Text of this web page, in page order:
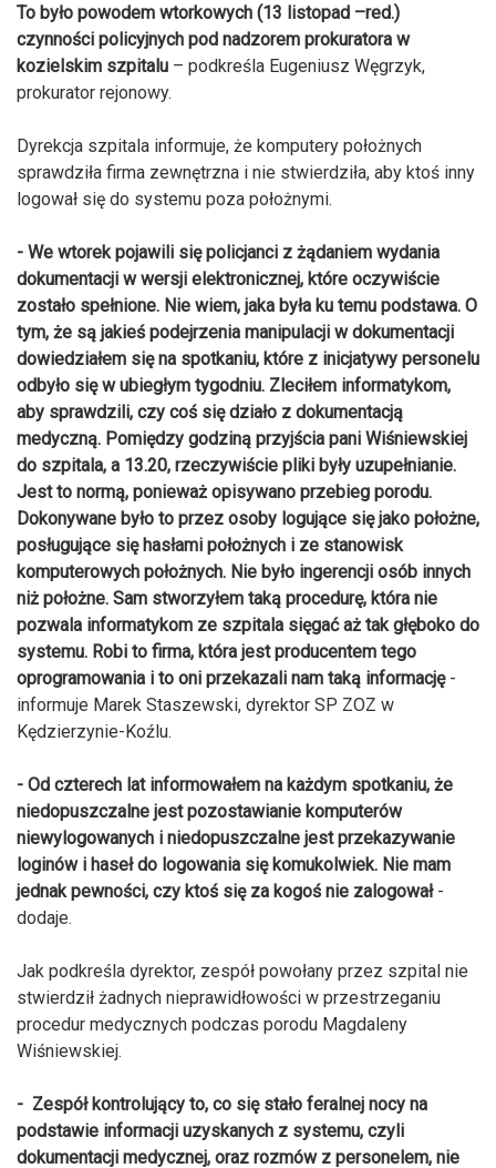
To było powodem wtorkowych (13 listopad –red.)
czynności policyjnych pod nadzorem prokuratora w
kozielskim szpitalu – podkreśla Eugeniusz Węgrzyk,
prokurator rejonowy.
Dyrekcja szpitala informuje, że komputery położnych
sprawdziła firma zewnętrzna i nie stwierdziła, aby ktoś inny
logował się do systemu poza położnymi.
- We wtorek pojawili się policjanci z żądaniem wydania
dokumentacji w wersji elektronicznej, które oczywiście
zostało spełnione. Nie wiem, jaka była ku temu podstawa. O
tym, że są jakieś podejrzenia manipulacji w dokumentacji
dowiedziałem się na spotkaniu, które z inicjatywy personelu
odbyło się w ubiegłym tygodniu. Zleciłem informatykom,
aby sprawdzili, czy coś się działo z dokumentacją
medyczną. Pomiędzy godziną przyjścia pani Wiśniewskiej
do szpitala, a 13.20, rzeczywiście pliki były uzupełnianie.
Jest to normą, ponieważ opisywano przebieg porodu.
Dokonywane było to przez osoby logujące się jako położne,
posługujące się hasłami położnych i ze stanowisk
komputerowych położnych. Nie było ingerencji osób innych
niż położne. Sam stworzyłem taką procedurę, która nie
pozwala informatykom ze szpitala sięgać aż tak głęboko do
systemu. Robi to firma, która jest producentem tego
oprogramowania i to oni przekazali nam taką informację -
informuje Marek Staszewski, dyrektor SP ZOZ w
Kędzierzynie-Koźlu.
- Od czterech lat informowałem na każdym spotkaniu, że
niedopuszczalne jest pozostawianie komputerów
niewylogowanych i niedopuszczalne jest przekazywanie
loginów i haseł do logowania się komukolwiek. Nie mam
jednak pewności, czy ktoś się za kogoś nie zalogował-
dodaje.
Jak podkreśla dyrektor, zespół powołany przez szpital nie
stwierdził żadnych nieprawidłowości w przestrzeganiu
procedur medycznych podczas porodu Magdaleny
Wiśniewskiej.
- Zespół kontrolujący to, co się stało feralnej nocy na
podstawie informacji uzyskanych z systemu, czyli
dokumentacji medycznej, oraz rozmów z personelem, nie